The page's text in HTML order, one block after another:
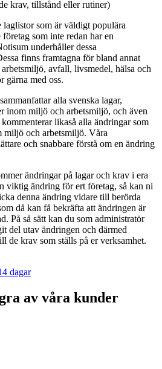
krav, tillstånd eller rutiner)
laglistor som är väldigt populära
som inte redan har en
underhåller dessa
finns framtagna för bland annat
avfall, livsmedel, hälsa och
gärna med oss.
alla svenska lagar,
inom miljö och arbetsmiljö, och även
likaså alla ändringar som
miljö och arbetsmiljö. Våra
och snabbare förstå om en ändring
ändringar på lagar och krav i era
viktig ändring för ert företag, så kan ni
denna ändring vidare till berörda
då kan få bekräfta att ändringen är
På så sätt kan du som administratör
del utav ändringen och därmed
de krav som ställs på er verksamhet.
dagar
av våra kunder